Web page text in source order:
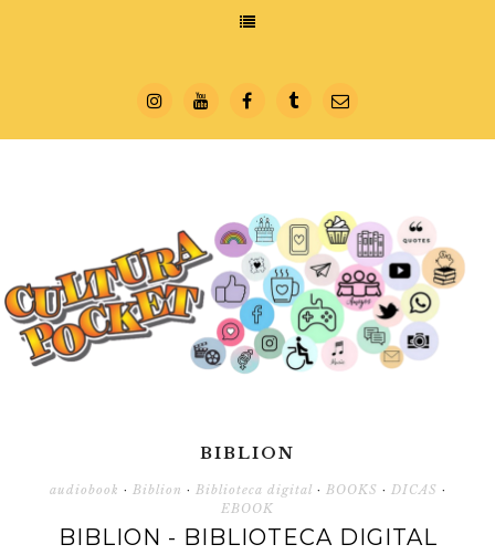
BIBLION
audiobook · Biblion · Biblioteca digital · BOOKS · DICAS ·
EBOOK
BIBLION - BIBLIOTECA DIGITAL